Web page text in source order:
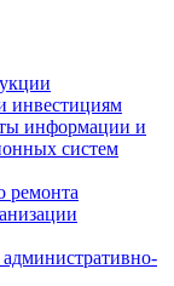
инвестициям
информации и
систем
ремонта